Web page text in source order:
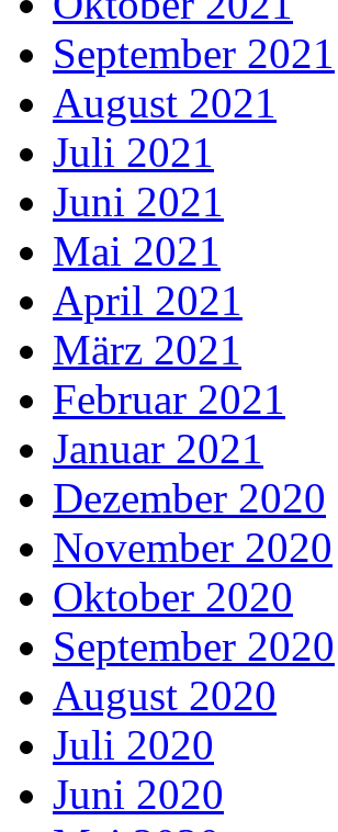
September 2021
August 2021
Juli 2021
Juni 2021
Mai 2021
April 2021
März 2021
Februar 2021
Januar 2021
Dezember 2020
November 2020
Oktober 2020
September 2020
August 2020
Juli 2020
Juni 2020